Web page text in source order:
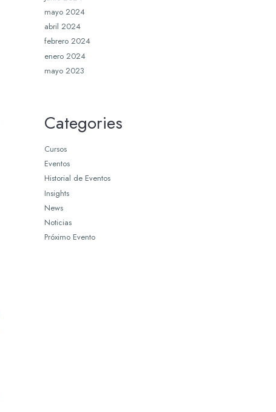
mayo 2024
abril 2024
febrero 2024
enero 2024
mayo 2023
Categories
Cursos
Eventos
Historial de Eventos
Insights
News
Noticias
Próximo Evento